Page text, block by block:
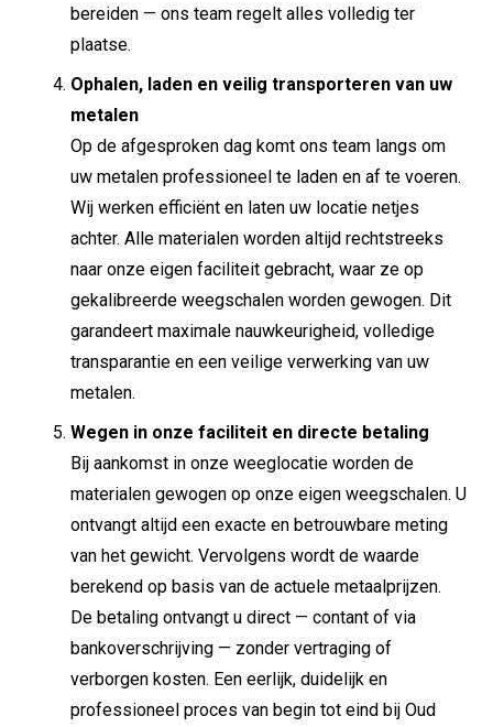
bereiden — ons team regelt alles volledig ter
plaatse.
Ophalen, laden en veilig transporteren van uw
metalen
Op de afgesproken dag komt ons team langs om
uw metalen professioneel te laden en af te voeren.
Wij werken efficiënt en laten uw locatie netjes
achter. Alle materialen worden altijd rechtstreeks
naar onze eigen faciliteit gebracht, waar ze op
gekalibreerde weegschalen worden gewogen. Dit
garandeert maximale nauwkeurigheid, volledige
transparantie en een veilige verwerking van uw
metalen.
Wegen in onze faciliteit en directe betaling
Bij aankomst in onze weeglocatie worden de
materialen gewogen op onze eigen weegschalen. U
ontvangt altijd een exacte en betrouwbare meting
van het gewicht. Vervolgens wordt de waarde
berekend op basis van de actuele metaalprijzen.
De betaling ontvangt u direct — contant of via
bankoverschrijving — zonder vertraging of
verborgen kosten. Een eerlijk, duidelijk en
professioneel proces van begin tot eind bij Oud